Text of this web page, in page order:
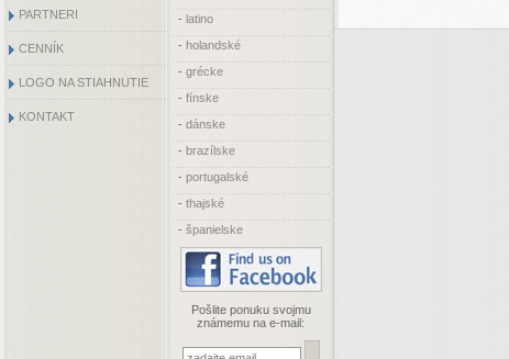
PARTNERI
CENNÍK
LOGO NA STIAHNUTIE
KONTAKT
- latino
- holandské
- grécke
- fínske
- dánske
- brazílske
- portugalské
- thajské
- španielske
Pošlite ponuku svojmu
známemu na e-mail: